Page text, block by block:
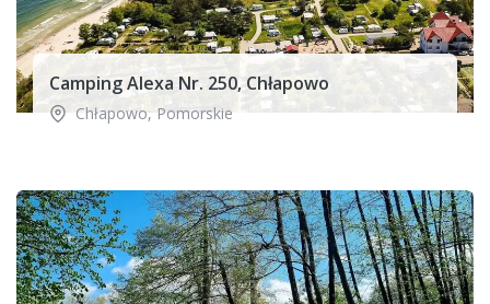
Camping Alexa Nr. 250, Chłapowo
Chłapowo,Pomorskie